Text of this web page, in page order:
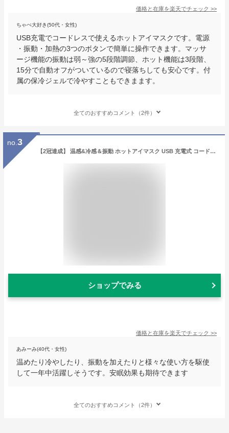
価格と在庫を楽天でチェック >>
ちゃぺ大好き(50代・女性)
USB充電でコードレスで使えるホットアイマスクです。電源
・振動・加熱の3つのボタンで簡単に操作できます。マッサ
ージ機能の振動は弱～強の5段階調節、ホット機能は3段階、
15分で自動オフがついているので寝落ちしても安心です。付
属の保冷ジェルで冷やすこともできまます。
全てのおすすめコメント（2件）
no. 3
【2冠達成】 温感&冷感＆振動 ホットアイマスク USB 充電式 コードレス アイマスク クール ホット 繰り返し使える 目元 リラックス 睡眠 安眠 快眠 グッズ 15分自動おフ サイズ調節 ジェルパッド付き 男女兼用 ギフト オススメ
ショップでみる
価格と在庫を楽天でチェック >>
あみーみ(40代・女性)
温めたり冷やしたり、振動を加えたりと様々な使い方を駆使
して一年中活躍しそうです。安眠効果も期待できます
全てのおすすめコメント（2件）